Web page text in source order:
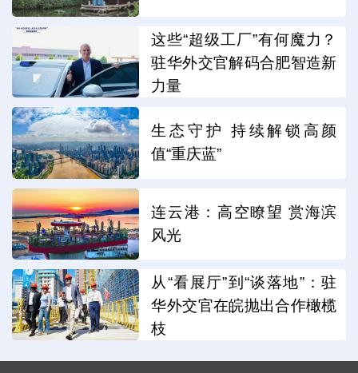
这些“超级工厂”有何魔力？
驻华外交官解码合肥智造新
力量
生态守护 持续解锁高颜
值“重庆蓝”
连云港：高空瞭望 赏海滨
风光
从“看展厅”到“谈落地”：驻
华外交官在皖抛出合作橄榄
枝